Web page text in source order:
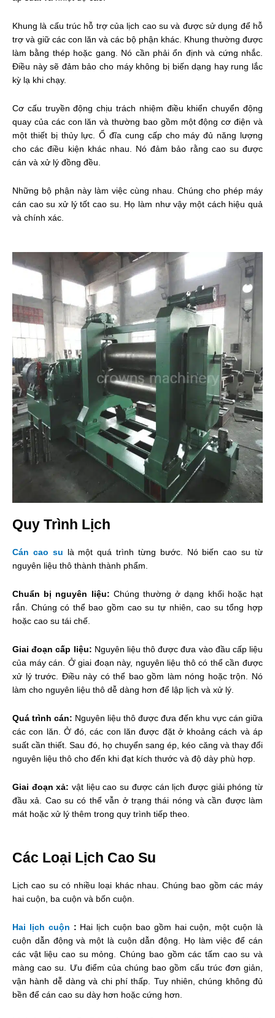
Khung là cấu trúc hỗ trợ của lịch cao su và được sử dụng để hỗ
trợ và giữ các con lăn và các bộ phận khác. Khung thường được
làm bằng thép hoặc gang. Nó cần phải ổn định và cứng nhắc.
Điều này sẽ đảm bảo cho máy không bị biến dạng hay rung lắc
kỳ lạ khi chạy.
Cơ cấu truyền động chịu trách nhiệm điều khiển chuyển động
quay của các con lăn và thường bao gồm một động cơ điện và
một thiết bị thủy lực. Ổ đĩa cung cấp cho máy đủ năng lượng
cho các điều kiện khác nhau. Nó đảm bảo rằng cao su được
cán và xử lý đồng đều.
Những bộ phận này làm việc cùng nhau. Chúng cho phép máy
cán cao su xử lý tốt cao su. Họ làm như vậy một cách hiệu quả
và chính xác.
Quy Trình Lịch
Cán cao su là một quá trình từng bước. Nó biến cao su từ
nguyên liệu thô thành thành phẩm.
Chuẩn bị nguyên liệu: Chúng thường ở dạng khối hoặc hạt
rắn. Chúng có thể bao gồm cao su tự nhiên, cao su tổng hợp
hoặc cao su tái chế.
Giai đoạn cấp liệu: Nguyên liệu thô được đưa vào đầu cấp liệu
của máy cán. Ở giai đoạn này, nguyên liệu thô có thể cần được
xử lý trước. Điều này có thể bao gồm làm nóng hoặc trộn. Nó
làm cho nguyên liệu thô dễ dàng hơn để lập lịch và xử lý.
Quá trình cán: Nguyên liệu thô được đưa đến khu vực cán giữa
các con lăn. Ở đó, các con lăn được đặt ở khoảng cách và áp
suất cần thiết. Sau đó, họ chuyển sang ép, kéo căng và thay đổi
nguyên liệu thô cho đến khi đạt kích thước và độ dày phù hợp.
Giai đoạn xả: vật liệu cao su được cán lịch được giải phóng từ
đầu xả. Cao su có thể vẫn ở trạng thái nóng và cần được làm
mát hoặc xử lý thêm trong quy trình tiếp theo.
Các Loại Lịch Cao Su
Lịch cao su có nhiều loại khác nhau. Chúng bao gồm các máy
hai cuộn, ba cuộn và bốn cuộn.
Hai lịch cuộn : Hai lịch cuộn bao gồm hai cuộn, một cuộn là
cuộn dẫn động và một là cuộn dẫn động. Họ làm việc để cán
các vật liệu cao su mỏng. Chúng bao gồm các tấm cao su và
màng cao su. Ưu điểm của chúng bao gồm cấu trúc đơn giản,
vận hành dễ dàng và chi phí thấp. Tuy nhiên, chúng không đủ
bền để cán cao su dày hơn hoặc cứng hơn.